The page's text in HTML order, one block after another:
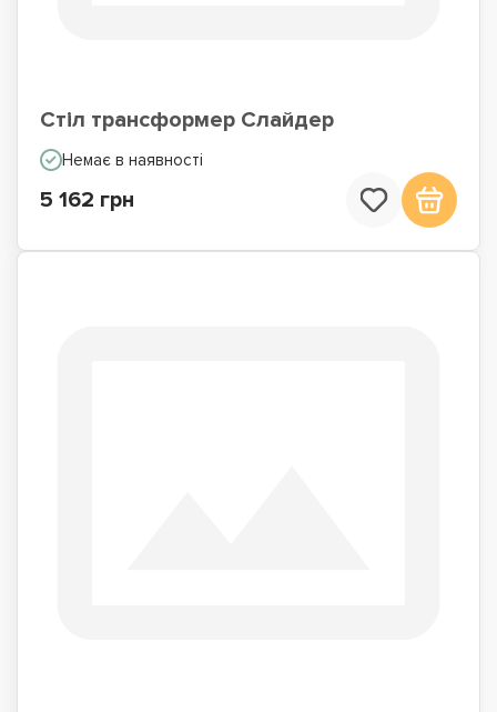
Стіл трансформер Слайдер
Немає в наявності
5 162 грн